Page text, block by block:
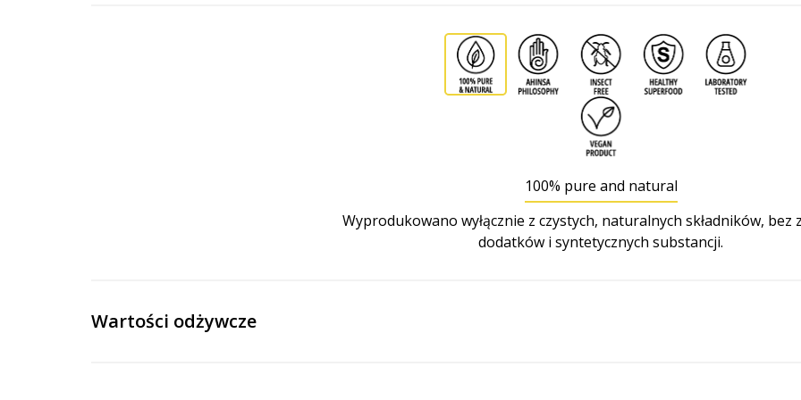
100% pure and natural
Wyprodukowano wyłącznie z czystych, naturalnych składników, bez
dodatków i syntetycznych substancji.
Wartości odżywcze